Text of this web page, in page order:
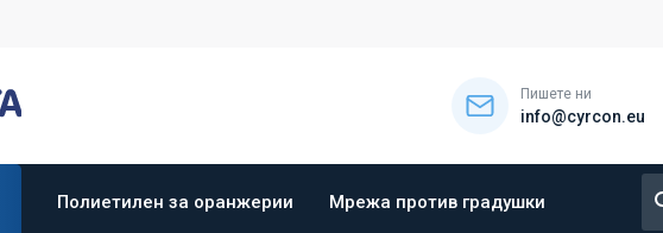
Пишете ни
info@cyrcon.eu
Полиетилен за оранжерии Мрежа против градушки